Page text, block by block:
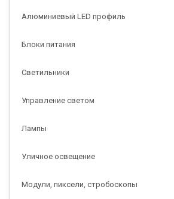
Алюминиевый LED профиль
Блоки питания
Светильники
Управление светом
Лампы
Уличное освещение
Модули, пиксели, стробоскопы